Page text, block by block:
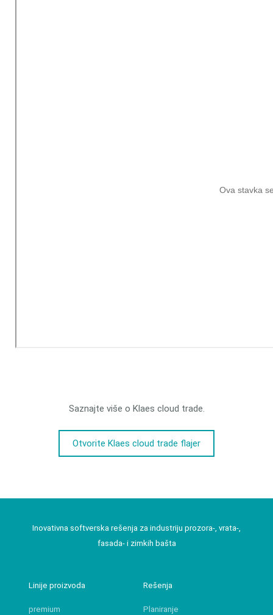
Saznajte više o Klaes cloud trade.
Otvorite Klaes cloud trade flajer
Inovativna softverska rešenja za industriju prozora-, vrata-,
fasada- i zimkih bašta
Linije proizvoda
premium
Rešenja
Planiranje